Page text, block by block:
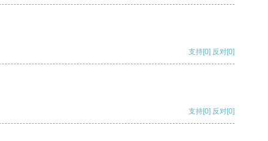
支持[0] 反对[0]
支持[0] 反对[0]